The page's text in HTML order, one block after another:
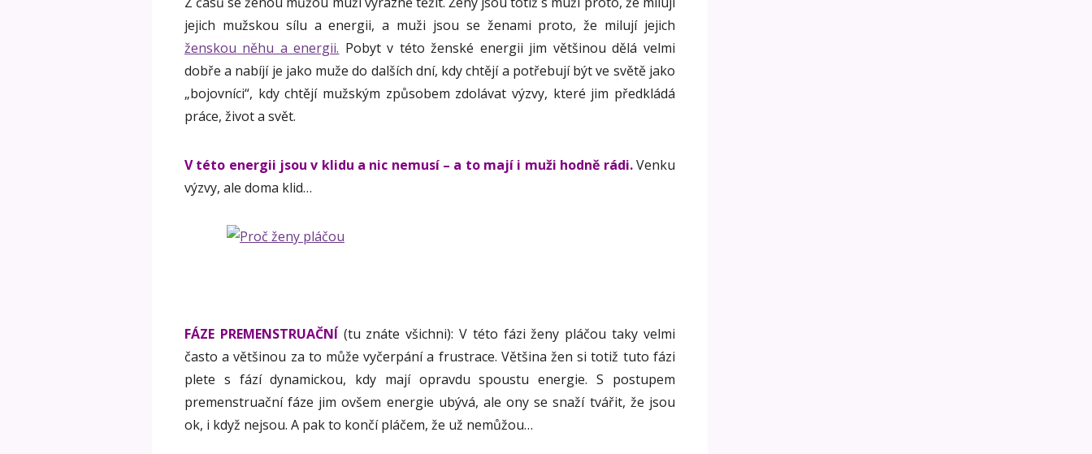
jejich mužskou sílu a energii, a muži jsou se ženami proto, že milují jejich
ženskou něhu a energii. Pobyt v této ženské energii jim většinou dělá velmi
dobře a nabíjí je jako muže do dalších dní, kdy chtějí a potřebují být ve světě jako
„bojovníci“, kdy chtějí mužským způsobem zdolávat výzvy, které jim předkládá
práce, život a svět.
V této energii jsou v klidu a nic nemusí – a to mají i muži hodně rádi.Venku
výzvy, ale doma klid…
FÁZE PREMENSTRUAČNÍ(tu znáte všichni): V této fázi ženy pláčou taky velmi
často a většinou za to může vyčerpání a frustrace. Většina žen si totiž tuto fázi
plete s fází dynamickou, kdy mají opravdu spoustu energie. S postupem
premenstruační fáze jim ovšem energie ubývá, ale ony se snaží tvářit, že jsou
ok, i když nejsou. A pak to končí pláčem, že už nemůžou…